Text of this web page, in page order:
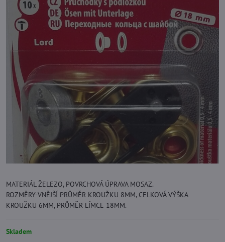
MATERIÁL ŽELEZO, POVRCHOVÁ ÚPRAVA MOSAZ.
ROZMĚRY-VNĚJŠÍ PRŮMĚR KROUŽKU 8MM, CELKOVÁ VÝŠKA
KROUŽKU 6MM, PRŮMĚR LÍMCE 18MM.
Skladem